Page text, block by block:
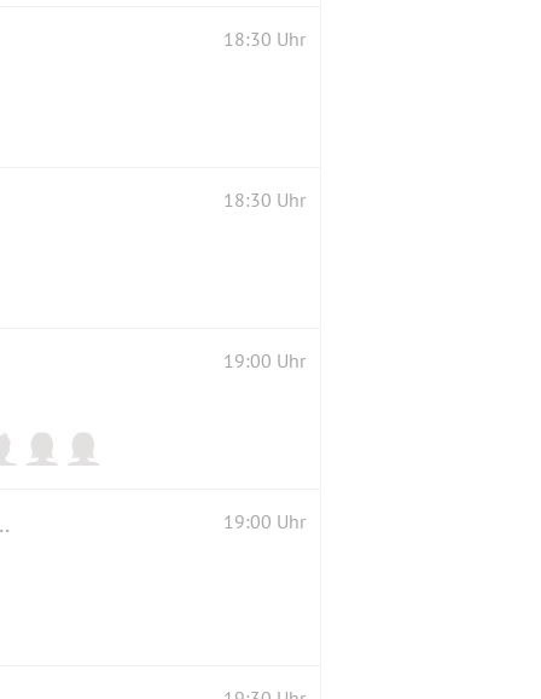
18:30 Uhr
18:30 Uhr
19:00 Uhr
Trede-Böttcher, Klavier 19:00 Uhr